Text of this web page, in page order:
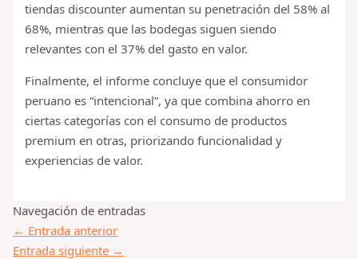
tiendas discounter aumentan su penetración del 58% al
68%, mientras que las bodegas siguen siendo
relevantes con el 37% del gasto en valor.
Finalmente, el informe concluye que el consumidor
peruano es “intencional”, ya que combina ahorro en
ciertas categorías con el consumo de productos
premium en otras, priorizando funcionalidad y
experiencias de valor.
Navegación de entradas
← Entrada anterior
Entrada siguiente →